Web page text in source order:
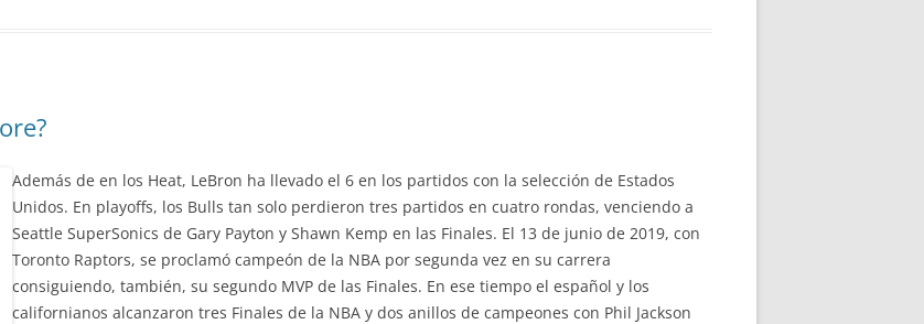
Además de en los Heat, LeBron ha llevado el 6 en los partidos con la selección de Estados
Unidos. En playoffs, los Bulls tan solo perdieron tres partidos en cuatro rondas, venciendo a
Seattle SuperSonics de Gary Payton y Shawn Kemp en las Finales. El 13 de junio de 2019, con
Toronto Raptors, se proclamó campeón de la NBA por segunda vez en su carrera
consiguiendo, también, su segundo MVP de las Finales. En ese tiempo el español y los
californianos alcanzaron tres Finales de la NBA y dos anillos de campeones con Phil Jackson